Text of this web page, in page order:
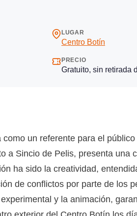
LUGAR
Centro Botín
PRECIO
Gratuito, sin retirada
un referente para el
a Sincio de Pelis, presenta una
ha sido la creatividad,
de conflictos por parte de los
y la animación,